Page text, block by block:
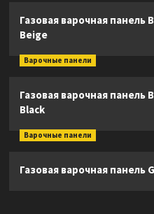
Газовая варочная панель
Beige
Варочные панели
Газовая варочная панель
Black
Варочные панели
Газовая варочная панель